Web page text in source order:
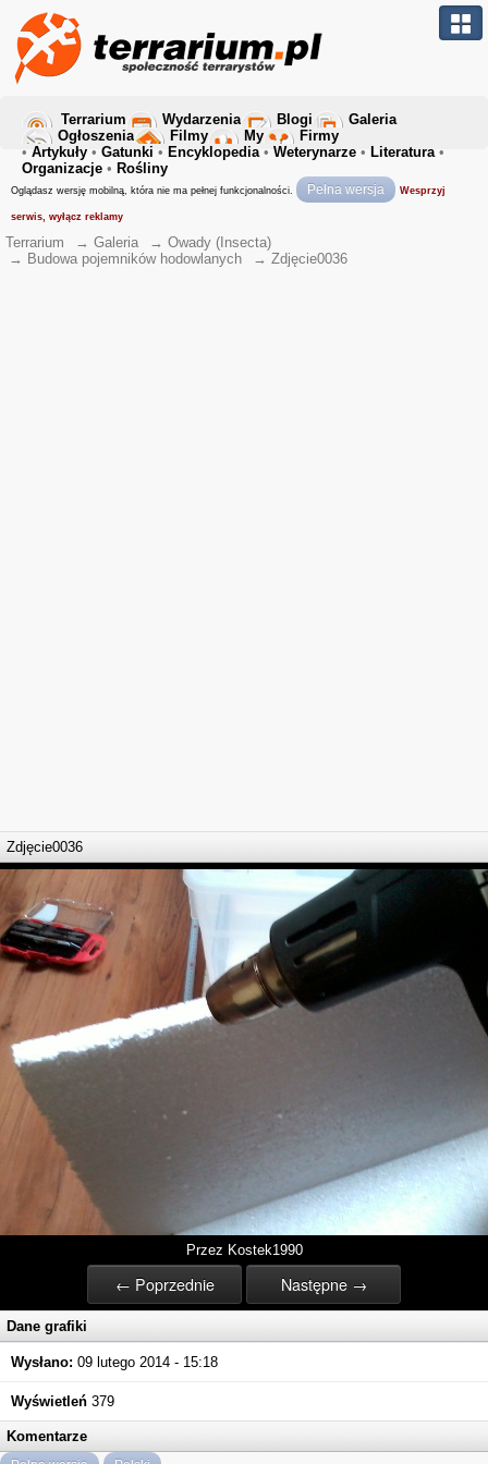
Terrarium Wydarzenia Blogi
Galeria
Ogłoszenia
Filmy My
Firmy
• Artykuły • Gatunki • Encyklopedia• Weterynarze • Literatura•
Organizacje • Rośliny
Oglądasz wersję mobilną, która nie ma pełnej funkcjonalności. Pełna wersja Wesprzyj
serwis, wyłącz reklamy
Terrarium → Galeria → Owady (Insecta)
→ Budowa pojemników hodowlanych → Zdjęcie0036
Zdjęcie0036
Przez Kostek1990
← Poprzednie Następne →
Dane grafiki
Wysłano: 09 lutego 2014 - 15:18
Wyświetleń 379
Komentarze